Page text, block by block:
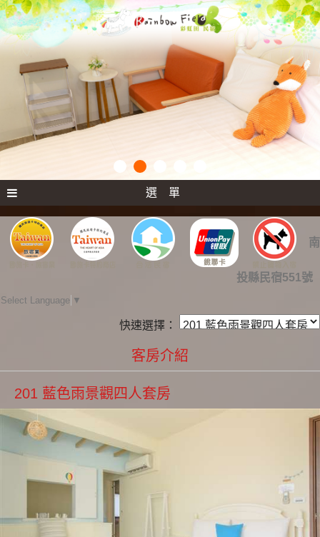
選 單
南
投縣民宿551號
Select Language ▼
快速選擇：
客房介紹
201 藍色雨景觀四人套房